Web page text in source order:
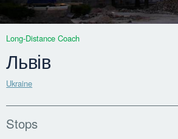
Long-Distance Coach
Львів
Ukraine
Stops